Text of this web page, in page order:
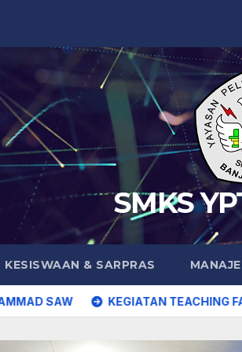
SMKS
KESISWAAN & SARPRAS
KEGIATAN TEACHING FACTORY